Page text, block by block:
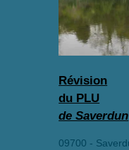
Révision
du PLU
de Saverdun
09700 -